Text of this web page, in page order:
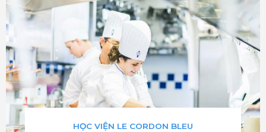
HỌC VIỆN LE CORDON BLEU